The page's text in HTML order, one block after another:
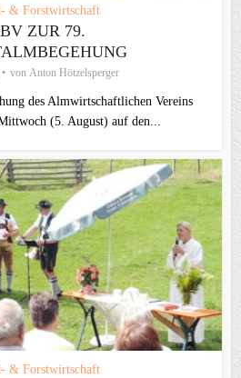
& Forstwirtschaft
ZUR 79.
von Anton Hötzelsperger
des Almwirtschaftlichen Vereins
(5. August) auf den...
& Forstwirtschaft